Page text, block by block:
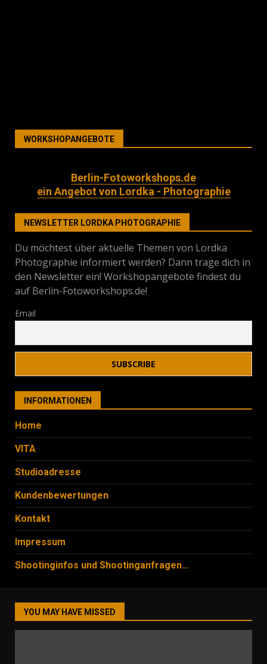
WORKSHOPANGEBOTE
Berlin-Fotoworkshops.de
ein Angebot von Lordka - Photographie
NEWSLETTER LORDKA PHOTOGRAPHIE
Du möchtest über aktuelle Themen von Lordka
Photographie informiert werden? Dann trage dich in
den Newsletter ein! Workshopangebote findest du
auf Berlin-Fotoworkshops.de!
Email
INFORMATIONEN
Home
VITA
Studioadresse
Kundenbewertungen
Kontakt
Impressum
Shootinginfos und Shootinganfragen…
YOU MAY HAVE MISSED